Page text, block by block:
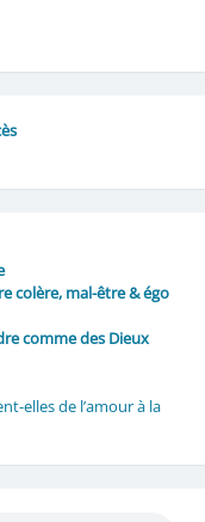
colère, mal-être & égo
comme des Dieux
elles de l’amour à la